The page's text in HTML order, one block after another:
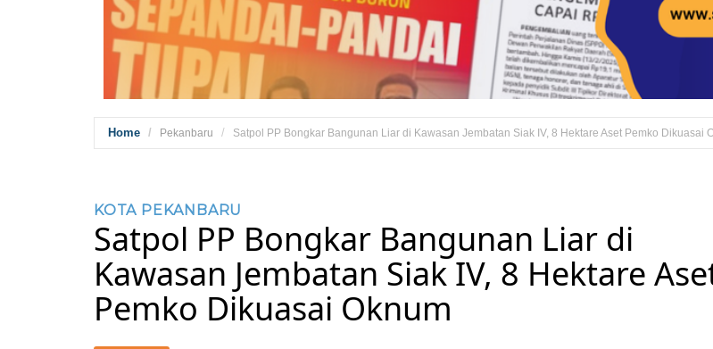
Home Pekanbaru Satpol PP Bongkar Bangunan Liar di Kawasan Jembatan Siak IV, 8 Hektare Aset Pemko Dikuasai
KOTA PEKANBARU
Satpol PP Bongkar Bangunan Liar di
Kawasan Jembatan Siak IV, 8 Hektare
Pemko Dikuasai Oknum